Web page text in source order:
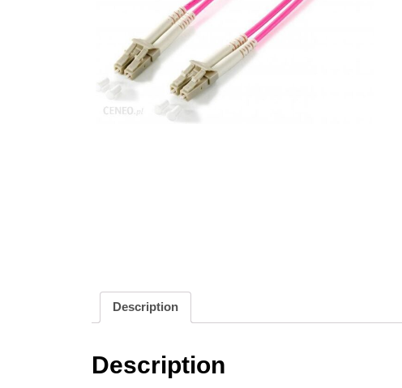
Description
Description